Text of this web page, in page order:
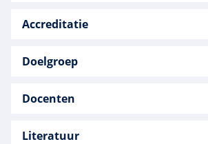
Accreditatie
Doelgroep
Docenten
Literatuur